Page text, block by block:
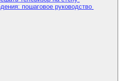
пошаговое руководство